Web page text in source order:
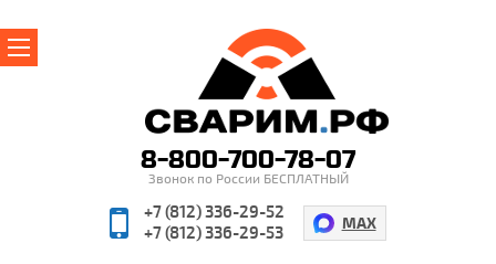
Производители
Полезная информация
8-800-700-78-07
Звонок по России БЕСПЛАТНЫЙ
+7 (812) 336-29-52
+7 (812) 336-29-53
MAX